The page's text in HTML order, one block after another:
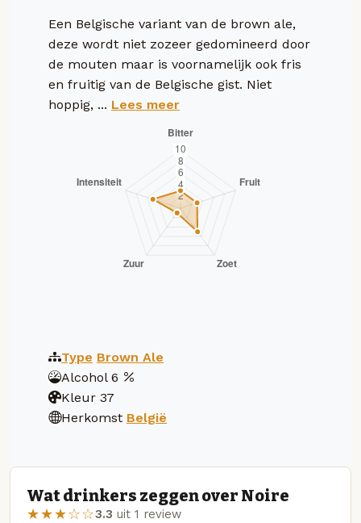
Een Belgische variant van de brown ale,
deze wordt niet zozeer gedomineerd door
de mouten maar is voornamelijk ook fris
en fruitig van de Belgische gist. Niet
hoppig, ... Lees meer
Type Brown Ale
Alcohol 6
Kleur 37
Herkomst België
Wat drinkers zeggen over Noire
★★★☆☆3.3 uit 1 review